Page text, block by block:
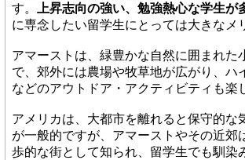
す。
上昇志向の強い、勉強熱心な学生が
に専念したい留学生にとっては大きなメ
アマーストは、緑豊かな自然に囲まれた
で、郊外には農場や牧草地が広がり、ハ
などのアウトドア・アクティビティも楽
アメリカは、大都市を離れると保守的な
が一般的ですが、アマーストやその近郊
歩的な街として知られ、留学生でも馴染